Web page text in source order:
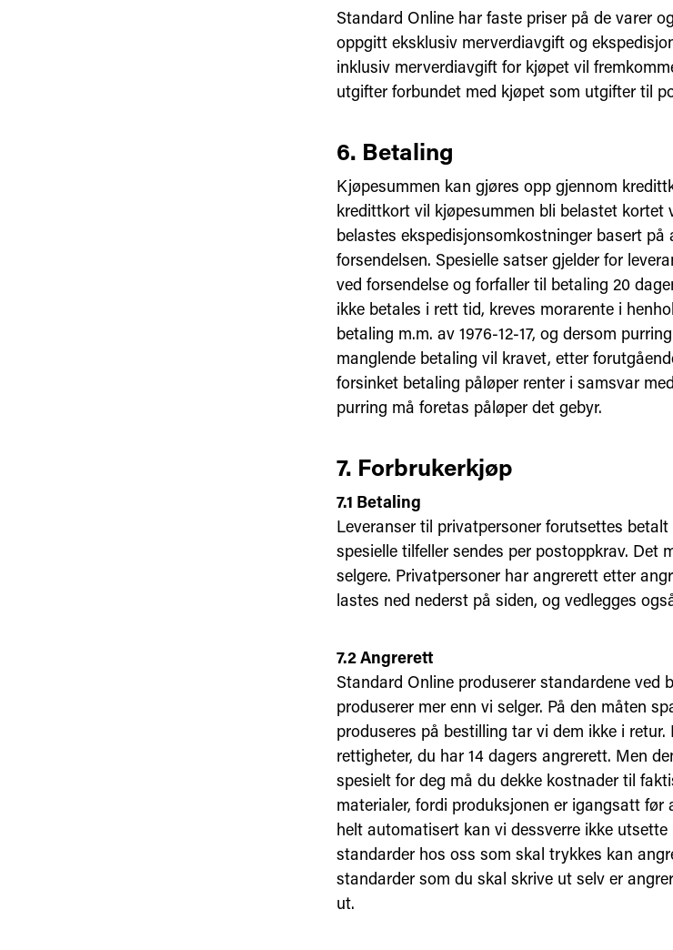
Standard Online har faste priser på de varer
oppgitt eksklusiv merverdiavgift og
inklusiv merverdiavgift for kjøpet vil
utgifter forbundet med kjøpet som utgifter til
6. Betaling
Kjøpesummen kan gjøres opp gjennom
kredittkort vil kjøpesummen bli belastet kortet
belastes ekspedisjonsomkostninger basert
forsendelsen. Spesielle satser gjelder for
ved forsendelse og forfaller til betaling 20
ikke betales i rett tid, kreves morarente i
betaling m.m. av 1976-12-17, og dersom
manglende betaling vil kravet, etter
forsinket betaling påløper renter i samsvar
purring må foretas påløper det gebyr.
7. Forbrukerkjøp
7.1 Betaling
Leveranser til privatpersoner forutsettes
spesielle tilfeller sendes per postoppkrav. Det
selgere. Privatpersoner har angrerett etter
lastes ned nederst på siden, og vedlegges
7.2 Angrerett
Standard Online produserer standardene ved
produserer mer enn vi selger. På den måten
produseres på bestilling tar vi dem ikke i
rettigheter, du har 14 dagers angrerett. Men
spesielt for deg må du dekke kostnader til
materialer, fordi produksjonen er igangsatt
helt automatisert kan vi dessverre ikke
standarder hos oss som skal trykkes kan
standarder som du skal skrive ut selv er
ut.